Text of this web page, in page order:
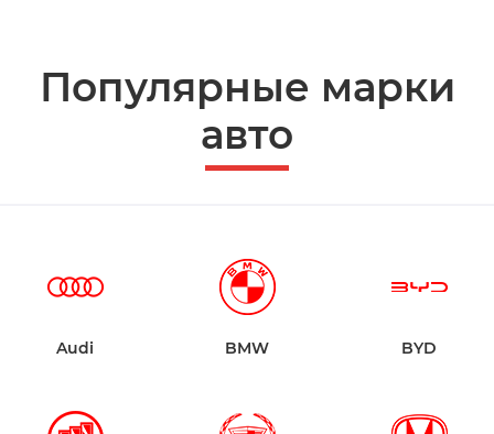
Популярные марки
авто
Audi BMW BYD